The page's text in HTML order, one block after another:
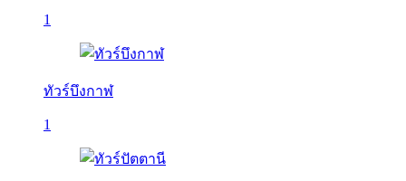
1
ทัวร์บึงกาฬ
1